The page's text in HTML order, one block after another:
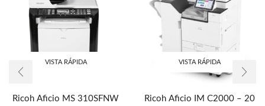
VISTA RÁPIDA
Ricoh Aficio MS 310SFNW
VISTA RÁPIDA
Ricoh Aficio IM C2000 – 20